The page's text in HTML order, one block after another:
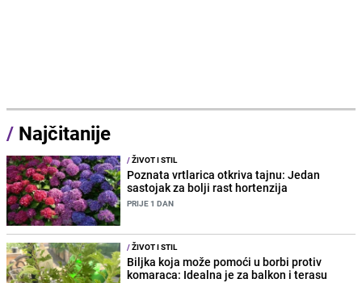
/ Najčitanije
/ŽIVOT I STIL
Poznata vrtlarica otkriva tajnu: Jedan
sastojak za bolji rast hortenzija
PRIJE 1 DAN
/ŽIVOT I STIL
Biljka koja može pomoći u borbi protiv
komaraca: Idealna je za balkon i terasu